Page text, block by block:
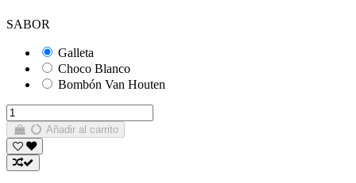
SABOR
Galleta
Choco Blanco
Bombón Van Houten
Añadir al carrito